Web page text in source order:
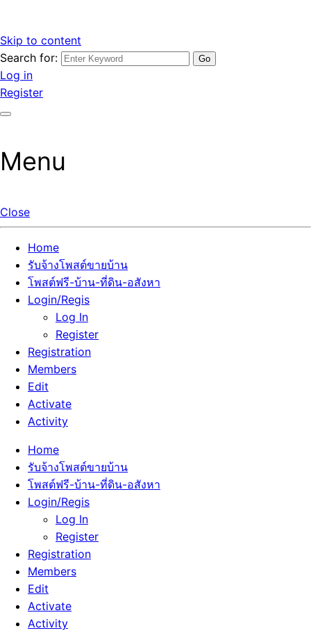
Skip to content
รับจ้างโพสต์ขายบ้านราคาถูก รับโพสต์ลงเว็บขายบ้าน ที่ดิน อสัง
หา โพสต์คุณภาพ ราคาคุ้มค่า แตกต่างกว่า
เว็บไซต์ รับจ้างโพสต์ขายบ้านราคาถูก อสังหา ทีดิน โพสต์ลงเว็บ
ขายบ้าน รับโพสต์ที่ดิน อสังหา เน้นผลงาน รับรองคุณภาพ ติดกู
เกิ้ลหน้าแรกทุกโพสต์ได้จริง ที่เดียวในไทย
Search for:
Log in
Register
Menu
Close
Home
รับจ้างโพสต์ขายบ้าน
โพสต์ฟรี-บ้าน-ที่ดิน-อสังหา
Login/Regis
Log In
Register
Registration
Members
Edit
Activate
Activity
Home
รับจ้างโพสต์ขายบ้าน
โพสต์ฟรี-บ้าน-ที่ดิน-อสังหา
Login/Regis
Log In
Register
Registration
Members
Edit
Activate
Activity